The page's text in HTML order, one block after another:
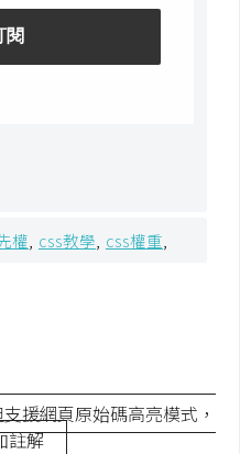
權 css教學 css權重
援網頁原始碼高亮模式，
註解